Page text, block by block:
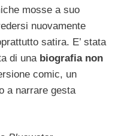
mosse a suo
nuovamente
satira. E’ stata
di una biografia non
comic, un
a narrare gesta